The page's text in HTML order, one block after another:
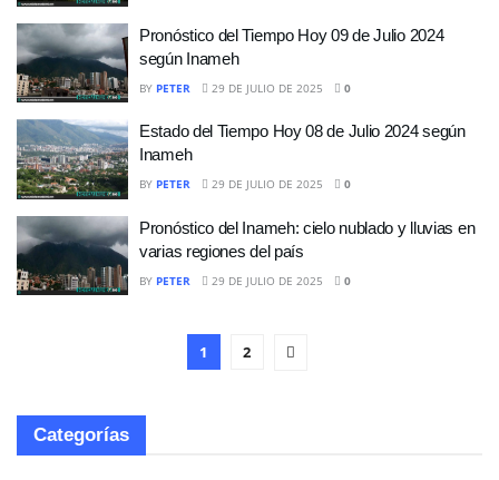
Pronóstico del Tiempo Hoy 09 de Julio 2024
según Inameh
BY PETER 29 DE JULIO DE 2025 0
Estado del Tiempo Hoy 08 de Julio 2024 según
Inameh
BY PETER 29 DE JULIO DE 2025 0
Pronóstico del Inameh: cielo nublado y lluvias en
varias regiones del país
BY PETER 29 DE JULIO DE 2025 0
1 2
Categorías